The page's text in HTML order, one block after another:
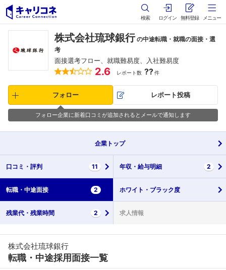
検索 ログイン 無料登録 メニュー
株式会社琉球銀行 の中途転職・就職の面接・選
考
面接選考フロー、就職難易度、入社難易度
2.6 レポート数 ??件
フォロー レポート投稿
フォロー企業に新着口コミが追加されるとメールで通知します
企業 トップ
口コミ・ 評判 11 年収・ 給与明細 2
転職・ 中途面接 2 ホワイト・ ブラック度
残業代・ 残業時間 2 求人情報
株式会社琉球銀行
転職・中途採用面接一覧